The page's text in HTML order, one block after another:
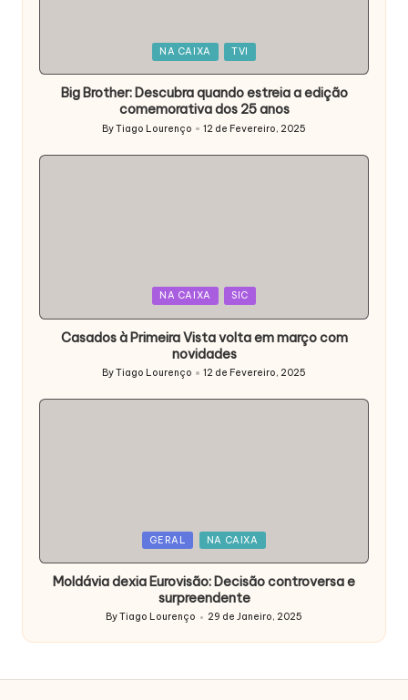
NA CAIXA TVI
Big Brother: Descubra quando estreia a edição
comemorativa dos 25 anos
Posted
ByTiago Lourenço 12 de Fevereiro, 2025
NA CAIXA SIC
Casados à Primeira Vista volta em março com
novidades
Posted
by
ByTiago Lourenço 12 de Fevereiro, 2025
GERAL NA CAIXA
Moldávia dexia Eurovisão: Decisão controversa e
surpreendente
Posted
by
ByTiago Lourenço 29 de Janeiro, 2025